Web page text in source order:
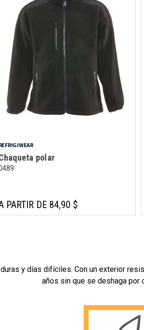
polar
PARTIR DE 84,90 $
y días difíciles. Con un exterior
años sin que se deshaga por